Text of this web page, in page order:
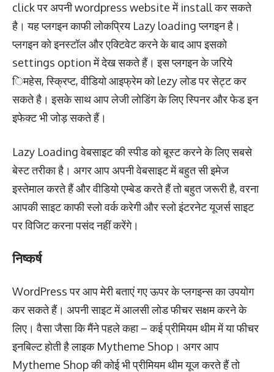
click पर अपनी wordpress website में install कर सकते
है। यह प्लगइन काफी लोकप्रिय Lazy loading प्लगइन है।
प्लगइन को इनस्टॉल और एक्टिवेट करने के बाद आप इसको
settings option में देख सकते हैं। इस प्लगइन के जरिये
िमहेस, स्क्रिप्ट, वीडियो आइफ्रेम को lezy लोड पर सेट्ट कर
सकते है। इसके साथ आप लेजी लोडिंग के लिए स्पिनर और फेड इन
इफेक्ट भी जोड़ सकते हैं।
Lazy Loading वेबसाइट की स्पीड को बूस्ट करने के लिए सबसे
बेस्ट तरीका है। अगर आप अपनी वेबसाइट में बहुत सी इमेज
इस्तेमाल करते हैं और वीडियो एम्बेड करते हैं तो बहुत जरूरी है, वरना
आपकी साइट काफी स्लो वर्क करेगी और स्लो इंटरनेट यूजर्स साइट
पर विजिट करना पसंद नहीं करेंगे।
निष्कर्ष
WordPress पर आप मेरी बताएं गए ऊपर के प्लगइन्स का उपयोग
कर सकते हैं। अपनी साइट में आलसी लोड फीचर सक्षम करने के
लिए। वैसा जैसा कि मैंने पहले कहा – कई प्रीमियम थीम में या फीचर
इनबिल्ट होती है लाइक Mytheme Shop। अगर आप
Mytheme Shop की कोई भी प्रीमियम थीम यूज करते हैं तो